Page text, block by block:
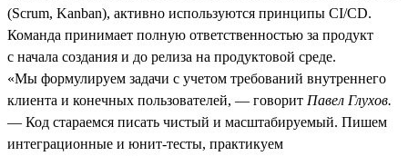
(Scrum, Kanban), активно используются принципы CI/CD.
Команда принимает полную ответственностью за продукт
с начала создания и до релиза на продуктовой среде.
«Мы формулируем задачи с учетом требований внутреннего
клиента и конечных пользователей, — говорит Павел Глухов.
— Код стараемся писать чистый и масштабируемый. Пишем
интеграционные и юнит-тесты, практикуем